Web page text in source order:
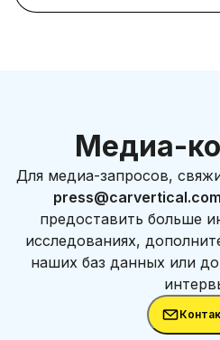
Медиа-
Для медиа-запросов,
press@carvertical.com
предоставить больше
исследованиях,
наших баз данных или